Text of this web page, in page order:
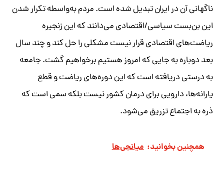
ناگهانی آن در ایران تبدیل شده است. مردم به‌واسطه تکرار شدن
این بن‌بست سیاسی/اقتصادی می‌دانند که این زنجیره
ریاضت‌های اقتصادی قرار نیست مشکلی را حل کند و چند سال
بعد دوباره به جایی که امروز هستیم برخواهیم گشت. جامعه
به درستی دریافته است که این دوره‌های ریاضت و قطع
یارانه‌ها، دارویی برای درمان کشور نیست بلکه سمی است که
ذره به اجتماع تزریق می‌شود.
همچنین بخوانید: میانجی‌ها